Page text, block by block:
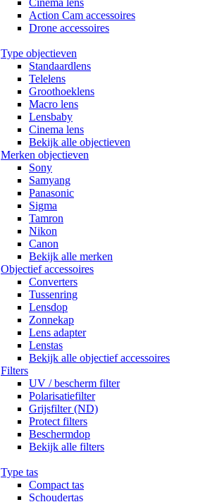
Cinema lens
Action Cam accessoires
Drone accessoires
Type objectieven
Standaardlens
Telelens
Groothoeklens
Macro lens
Lensbaby
Cinema lens
Bekijk alle objectieven
Merken objectieven
Sony
Samyang
Panasonic
Sigma
Tamron
Nikon
Canon
Bekijk alle merken
Objectief accessoires
Converters
Tussenring
Lensdop
Zonnekap
Lens adapter
Lenstas
Bekijk alle objectief accessoires
Filters
UV / bescherm filter
Polarisatiefilter
Grijsfilter (ND)
Protect filters
Beschermdop
Bekijk alle filters
Type tas
Compact tas
Schoudertas